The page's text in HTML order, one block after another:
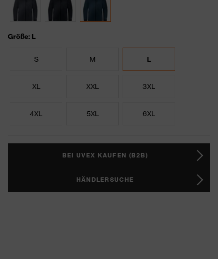
Größe: L
S M L
XL XXL 3XL
4XL 5XL 6XL
BEI UVEX KAUFEN (B2B)
HÄNDLERSUCHE